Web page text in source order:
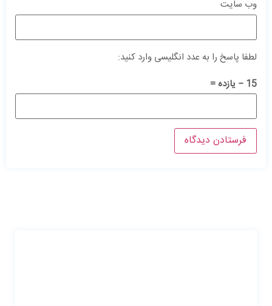
وب‌ سایت
لطفا پاسخ را به عدد انگلیسی وارد کنید:
15 − یازده =